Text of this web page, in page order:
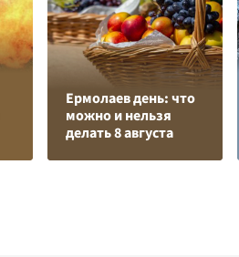
Ермолаев день: что
можно и нельзя
делать 8 августа